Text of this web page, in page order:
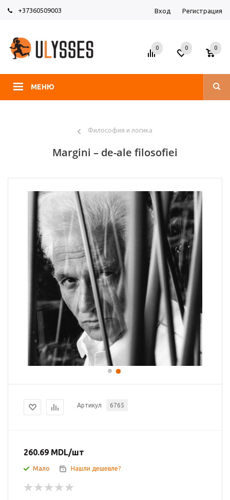
+37360509003 Вход Регистрация
МЕНЮ
0 0 0
Философия и логика
Margini – de-ale filosofiei
Артикул 6765
260.69 MDL/шт
Мало Нашли дешевле?